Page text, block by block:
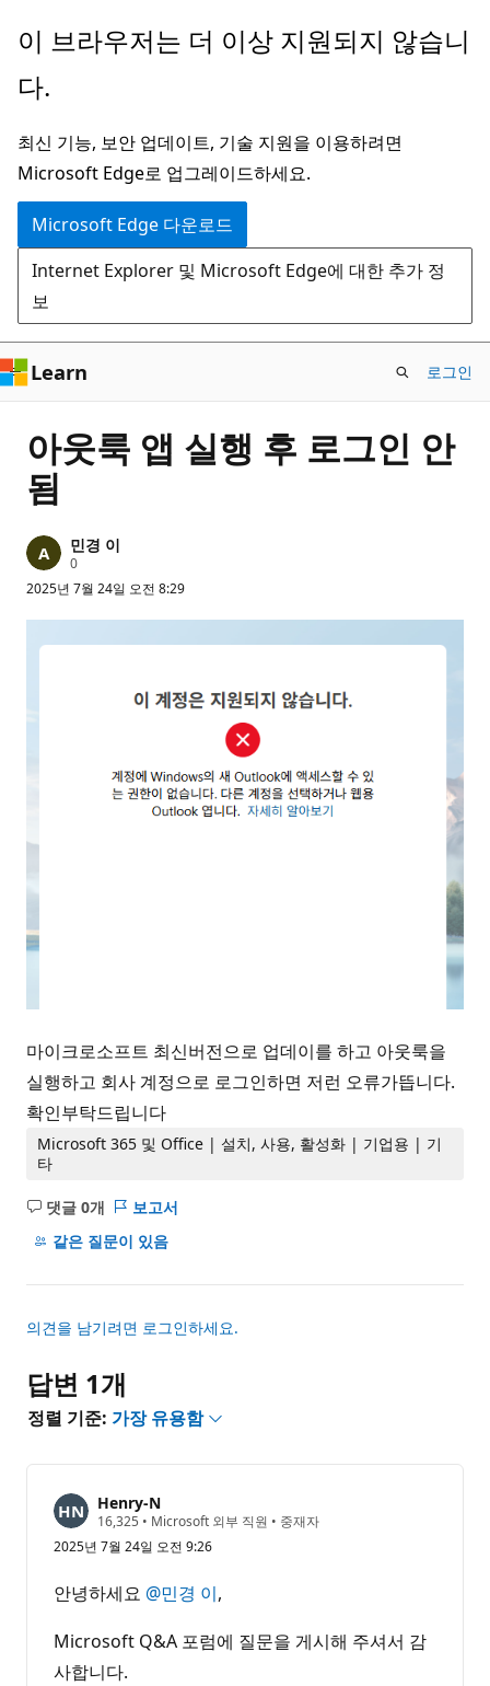
주
콘
츠
로
건
너
뛰
기
이 브라우저는 더 이상 지원되지 않습니
다.
최신 기능, 보안 업데이트, 기술 지원을 이용하려면
Microsoft Edge로 업그레이드하세요.
Microsoft Edge 다운로드
Internet Explorer 및 Microsoft Edge에 대한 추가 정
보
Learn 로그인
아웃룩 앱 실행 후 로그인 안
됨
민경 이
0평
포
2025년 7월 24일 오전 8:29
마이크로소프트 최신버전으로 업데이를 하고 아웃룩을
실행하고 회사 계정으로 로그인하면 저런 오류가뜹니다.
확인부탁드립니다
Microsoft 365 및 Office | 설치, 사용, 활성화 | 기업용 | 기
타
댓글 0개
설
명
음
보고서
같은 질문이 있음
의견을 남기려면 로그인하세요.
답변 1개
정렬 기준: 가장 유용함
Henry-N
16,325 평
포
트
• Microsoft 외부 직원 • 중재자
2025년 7월 24일 오전 9:26
안녕하세요 @민경 이,
Microsoft Q&A 포럼에 질문을 게시해 주셔서 감
사합니다.